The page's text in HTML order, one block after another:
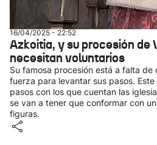
16/04/2025 - 22:52
Azkoitia, y su procesión de
necesitan voluntarios
Su famosa procesión está a falta
fuerza para levantar sus pasos.
pasos con los que cuentan las
se van a tener que conformar con
figuras.